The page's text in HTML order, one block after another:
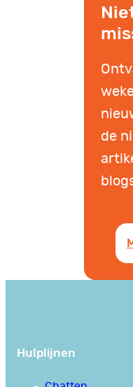
de
Hulplijnen